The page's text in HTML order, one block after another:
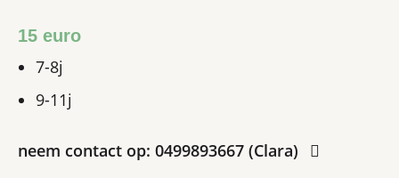
15 euro
7-8j
9-11j
neem contact op: 0499893667 (Clara)